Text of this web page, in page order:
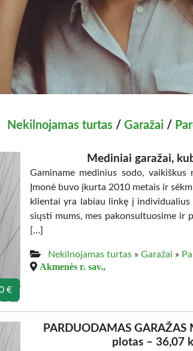
Nekilnojamas turtas/ Garažai /
€
Mediniai garažai,
Gaminame medinius sodo,
Įmonė buvo įkurta 2010 metais ir
klientai yra labiau linkę į
siųsti mums, mes pakonsultuosime ir
[…]
Nekilnojamas turtas » Garažai »
Akmenės r. sav.,
PARDUODAMAS
plotas – 36,07